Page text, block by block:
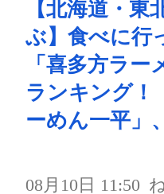
【北海道・東
ぶ】食べに行
「喜多方ラー
ランキング
ーめん一平」
08月10日 11:50